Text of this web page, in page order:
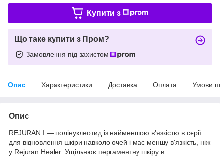
Купити з
Що таке купити з Пром?
Замовлення під захистом
Опис Характеристики Доставка Оплата Умови
Опис
REJURAN I — полінуклеотид із найменшою в'язкістю в серії
для відновлення шкіри навколо очей і має меншу в'язкість, ніж
у Rejuran Healer. Ущільнює пергаментну шкіру в